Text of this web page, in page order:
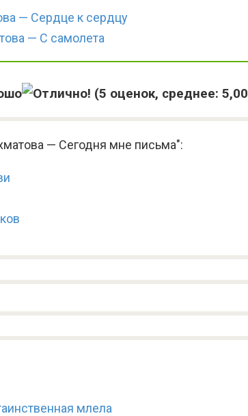
— Сердце к сердцу
— С самолета
(5 оценок, среднее: 5,00
— Сегодня мне письма":
млела